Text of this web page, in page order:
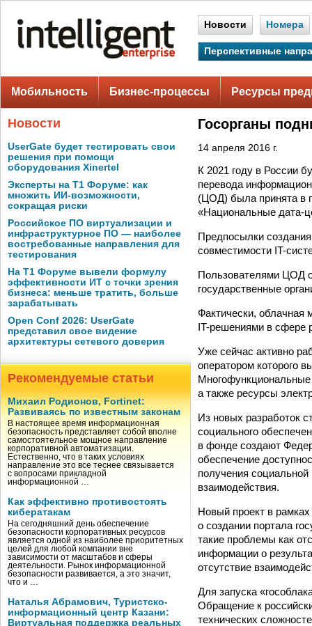
Новости Номера
Перспективные
Мобильность Бизнес-процессы Ресурсы
Новости
UserGate будет тестировать свои
решения при помощи
оборудования Xinertel
Эксперты на Т1 Форуме: как
множить ИИ-возможности,
сокращая риски
Российское ПО виртуализации и
инфраструктурное ПО — наиболее
востребованные направления для
тестирования
На Т1 Форуме вывели формулу
эффективности ИТ с точки зрения
бизнеса: меньше тратить, больше
зарабатывать
Open Conf 2026: UserGate
представил свое видение
архитектуры сетевого доверия
Рекомендуемые статьи
Михаил Родионов, Fortinet:
Развиваясь по известным законам
В настоящее время информационная
безопасность представляет собой вполне
самостоятельное мощное направление
корпоративной автоматизации.
Естественно, что в таких условиях
направление это все теснее связывается
с вопросами прикладной
информационной …
Как эффективно противостоять
кибератакам
На сегодняшний день обеспечение
безопасности корпоративных ресурсов
является одной из наиболее приоритетных
целей для любой компании вне
зависимости от масштабов и сферы
деятельности. Рынок информационной
безопасности развивается, а это значит,
что и …
Наталья Абрамович, Туристско-
информационный центр Казани:
Виртуальная поддержка реальных
Госорганы
14 апреля 2016 г.
К 2021 году в России
перевода
(ЦОД) была принята в
«Национальные дата-
Предпосылки
совместимости IT-
Пользователями ЦОД
государственные
Фактически, облачная
IT-решениями в сфере
Уже сейчас активно
оператором которого
а также ресурсы
Из новых разработок
социального
в фонде создают
обеспечение
получения
взаимодействия.
Новый проект в
о создании портала
такие проблемы как
информации о
отсутствие
Для запуска
Обращение к
технических